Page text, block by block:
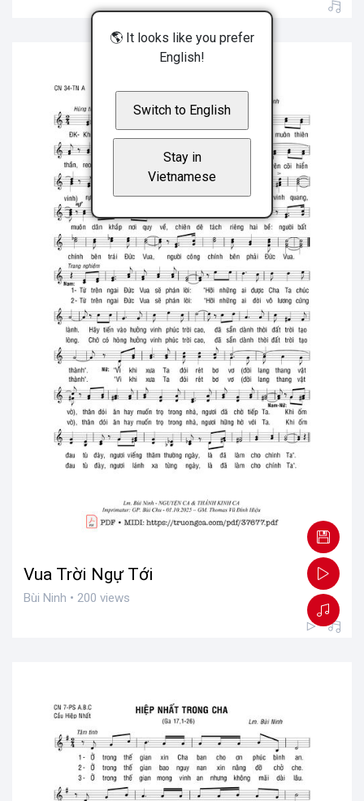
Vua Trời Ngự Tới
Bùi Ninh • 200 views
🌎 It looks like you prefer
English!
Switch to English
Stay in
Vietnamese